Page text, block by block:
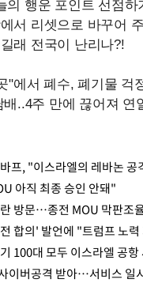
프, "이스라엘의 레바논
아직 최종 승인 안돼"
방문…종전 MOU 막판조
합의' 발언에 "트럼프 노
100대 모두 이스라엘 공
이버공격 받아…서비스 일